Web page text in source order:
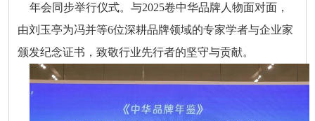
年会同步举行仪式。与2025卷中华品牌人物面对面，
由刘玉亭为冯并等6位深耕品牌领域的专家学者与企业家
颁发纪念证书，致敬行业先行者的坚守与贡献。